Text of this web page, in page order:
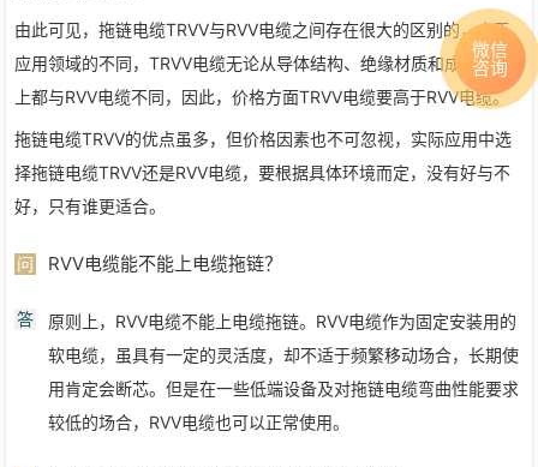
由此可见，拖链电缆TRVV与RVV电缆之间存在很大的区别的，由于
应用领域的不同，TRVV电缆无论从导体结构、绝缘材质和成缆方式
上都与RVV电缆不同，因此，价格方面TRVV电缆要高于RVV电缆。
拖链电缆TRVV的优点虽多，但价格因素也不可忽视，实际应用中选
择拖链电缆TRVV还是RVV电缆，要根据具体环境而定，没有好与不
好，只有谁更适合。
问 RVV电缆能不能上电缆拖链？
答
原则上，RVV电缆不能上电缆拖链。RVV电缆作为固定安装用的
软电缆，虽具有一定的灵活度，却不适于频繁移动场合，长期使
用肯定会断芯。但是在一些低端设备及对拖链电缆弯曲性能要求
较低的场合，RVV电缆也可以正常使用。
微信
咨询